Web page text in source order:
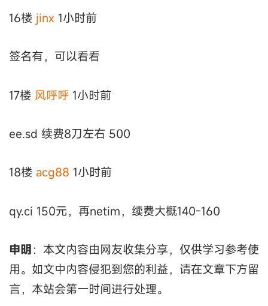
16楼 jinx 1小时前
签名有，可以看看
17楼 风呼呼 1小时前
ee.sd 续费8刀左右 500
18楼 acg88 1小时前
qy.ci 150元，再netim，续费大概140-160
申明：本文内容由网友收集分享，仅供学习参考使
用。如文中内容侵犯到您的利益，请在文章下方留
言，本站会第一时间进行处理。